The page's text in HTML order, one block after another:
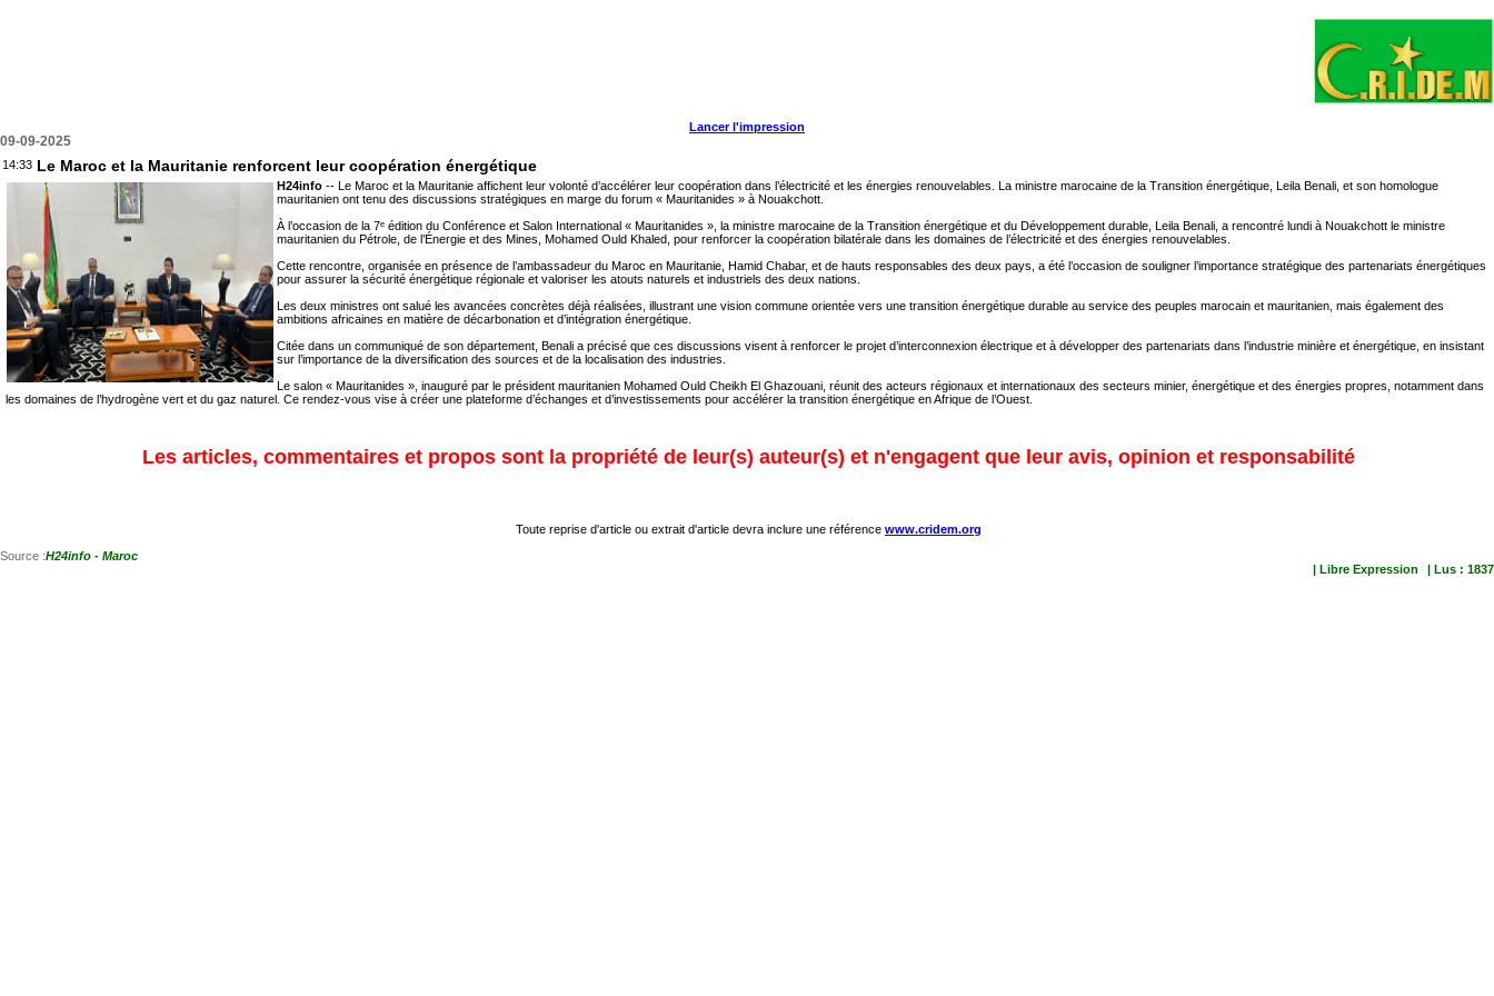
Lancer l'impression
09-09-2025
14:33 Le Maroc et la Mauritanie renforcent leur coopération énergétique
H24info -- Le Maroc et la Mauritanie affichent leur volonté d’accélérer leur coopération dans l’électricité et les énergies renouvelables. La ministre marocaine de la Transition énergétique, Leila Benali, et son homologue
mauritanien ont tenu des discussions stratégiques en marge du forum « Mauritanides » à Nouakchott.
À l’occasion de la 7ᵉ édition du Conférence et Salon International « Mauritanides », la ministre marocaine de la Transition énergétique et du Développement durable, Leila Benali, a rencontré lundi à Nouakchott le ministre
mauritanien du Pétrole, de l’Énergie et des Mines, Mohamed Ould Khaled, pour renforcer la coopération bilatérale dans les domaines de l’électricité et des énergies renouvelables.
Cette rencontre, organisée en présence de l’ambassadeur du Maroc en Mauritanie, Hamid Chabar, et de hauts responsables des deux pays, a été l’occasion de souligner l’importance stratégique des partenariats énergétiques
pour assurer la sécurité énergétique régionale et valoriser les atouts naturels et industriels des deux nations.
Les deux ministres ont salué les avancées concrètes déjà réalisées, illustrant une vision commune orientée vers une transition énergétique durable au service des peuples marocain et mauritanien, mais également des
ambitions africaines en matière de décarbonation et d’intégration énergétique.
Citée dans un communiqué de son département, Benali a précisé que ces discussions visent à renforcer le projet d’interconnexion électrique et à développer des partenariats dans l’industrie minière et énergétique, en insistant
sur l’importance de la diversification des sources et de la localisation des industries.
Le salon « Mauritanides », inauguré par le président mauritanien Mohamed Ould Cheikh El Ghazouani, réunit des acteurs régionaux et internationaux des secteurs minier, énergétique et des énergies propres, notamment dans
les domaines de l’hydrogène vert et du gaz naturel. Ce rendez-vous vise à créer une plateforme d’échanges et d’investissements pour accélérer la transition énergétique en Afrique de l’Ouest.
Les articles, commentaires et propos sont la propriété de leur(s) auteur(s) et n'engagent que leur avis, opinion et responsabilité
Toute reprise d'article ou extrait d'article devra inclure une référence www.cridem.org
Source :H24info - Maroc
| Libre Expression
| Lus : 1837